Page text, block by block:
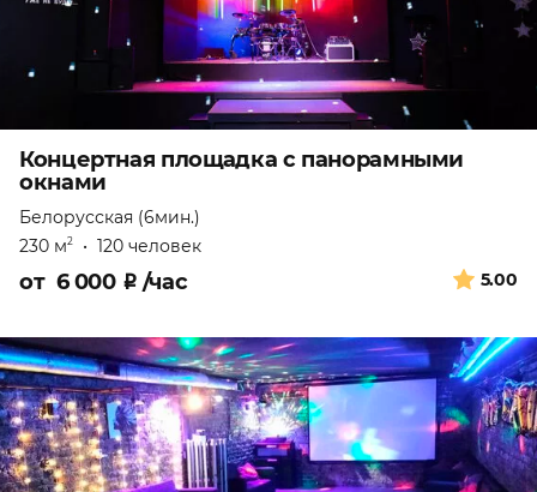
Концертная площадка с панорамными
окнами
Белорусская (6мин.)
230 м2 • 120 человек
5.00
от 6 000 ₽ /час